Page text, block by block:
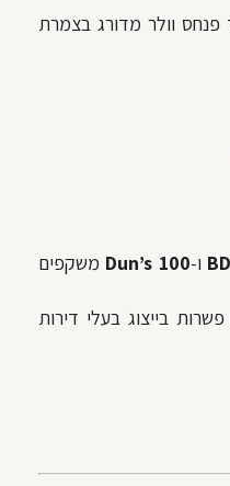
וולר מדורג בצמרת
ו-Dun’s 100 משקפים
בייצוג בעלי דירות